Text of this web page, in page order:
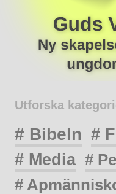
Utforska
# Bibeln #
# Media #
#